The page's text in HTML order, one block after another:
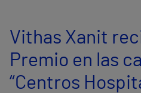
Servicios de salud
Equipo médico y asistencial
Vithas Xanit
Premio en las
“Centros